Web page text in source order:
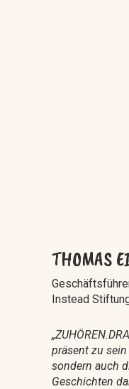
THOMAS
Instead
präsent zu
sondern auch
Geschichten